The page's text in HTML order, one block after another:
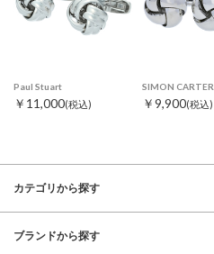
Paul Stuart
￥11,000(税込)
SIMON CARTER
￥9,900(税込)
カテゴリから探す
ブランドから探す